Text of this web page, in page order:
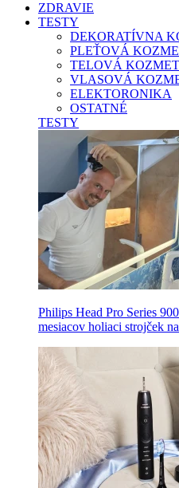
ZDRAVIE
TESTY
DEKORATÍVNA
PLEŤOVÁ
TELOVÁ
VLASOVÁ
ELEKTORONIKA
OSTATNÉ
TESTY
Philips Head Pro Series
mesiacov holiaci strojček